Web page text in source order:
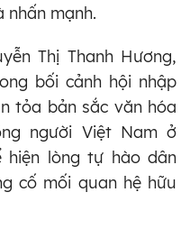
nhấn mạnh.
Thị Thanh Hương,
bối cảnh hội nhập
tỏa bản sắc văn hóa
người Việt Nam ở
hiện lòng tự hào dân
cố mối quan hệ hữu